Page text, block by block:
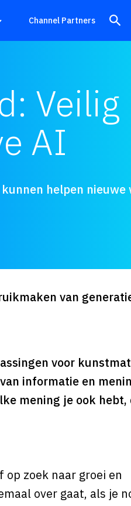
Channel Partners
Veilig
AI
helpen nieuwe
van
voor
informatie en
mening je ook hebt,
zoek naar groei en
over gaat, als je